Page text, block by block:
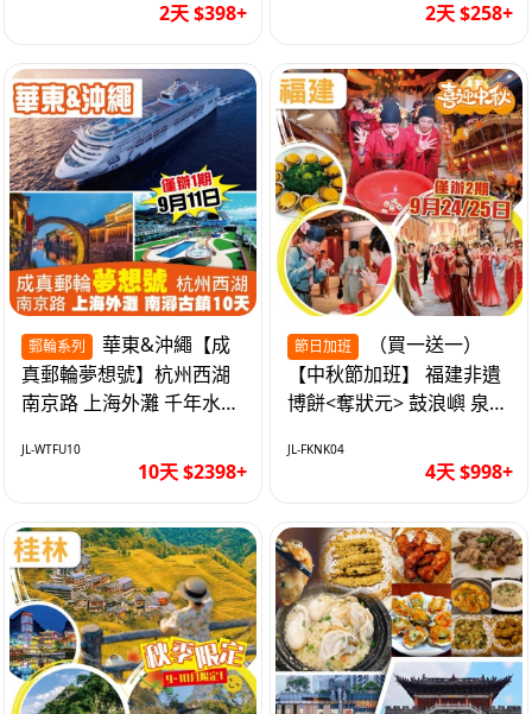
2天 $398+ 2天 $258+
郵輪系列
真郵輪夢想號】杭州西湖
南京路 上海外灘 千年水鄉
自費10天
JL-WTFU10
10天 $2398+
節日加班
【中秋節加班】 福建非遺
博餅<奪狀元> 鼓浪嶼 泉州
車超值4天
JL-FKNK04
4天 $998+